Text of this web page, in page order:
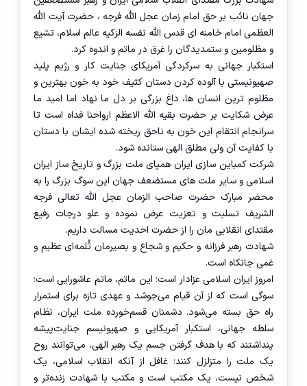
جهان نائب بر حق امام زمان عجل الله فرجه ، حضرت آیت الله
العظمی امام خامنه ای قدس الله نفسه الزکیه عالم اسلام، تشیع
و مظلومین و ستمدیدگان را غرق در ماتم و اندوه کرد.
استکبار جهانی به سرکردگی آمریکای جنایت کار و رژیم پلید
صهیونیستی با آلوده کردن دستان کثیف خود به خون بهترین و
مظلوم ترین انسان ها، داغ بزرگی بر دل ما نهاد اما امید ما
عرض شکایت بر حضرت بقیه الله الاعظم ارواحنا فداه است تا
سرانجام انتقام این خون به ناحق ریخته شده ایشان با دستان
با کفایت آن ولی مطلق الهی ستانده شود.
شرکت کمباین سازی ایران همپای ملت بزرگ و تاریخ ساز ایران
اسلامی و سایر ملت های مستضعف جهان این سوگ بزرگ را به
محضر مبارک حضرت صاحب الزمان عجل الله تعالی فرجه
الشریف تسلیت و تعزیت عرض نموده و علو درجات رفیع
مقتدای انقلابی مان را از حضرت احدیت مسالت داریم.
شهادت رهبر فرزانه و حکیم و شجاع و بصیرمان ثُلمه‌ای عظیم و
غمی جانکاه است.
امروز ایران اسلامی عزادار است؛ این ماتم، ماتم عاشورایی است؛
سوگی است که از آن قیام می‌جوشد و عهدی تازه برای استمرار
راه حق بسته می‌شود. دشمنان قسم‌خورده ملت ایران، نظام
سلطه جهانی، استکبار آمریکایی و صهیونیسم جنایت‌پیشه
پنداشتند که با هدف گرفتن جسم یک رهبر الهی، می‌توانند روح
یک ملت را متزلزل کنند؛ غافل از آنکه انقلاب اسلامی، یک
شخص نیست، یک مکتب است و مکتب با شهادت زنده‌تر و